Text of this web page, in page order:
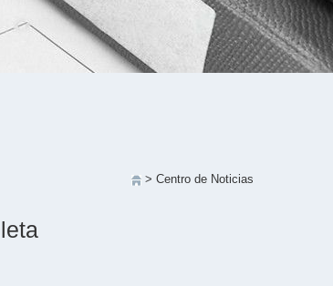
> Centro de Noticias